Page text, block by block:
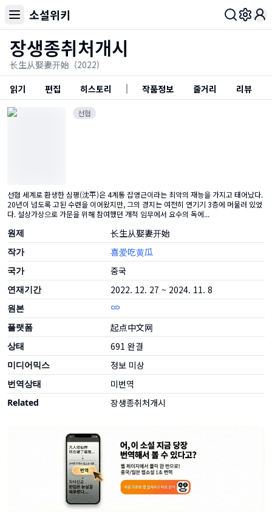
소설위키
장생종취처개시
长生从娶妻开始 (2022)
읽기
편집 히스토리 작품정보 줄거리 리뷰
선협
선협 세계로 환생한 심평(沈平)은 4계통 잡영근이라는 최악의 재능을 가지고 태어났다.
20년이 넘도록 고된 수련을 이어왔지만, 그의 경지는 여전히 연기기 3층에 머물러 있었
다. 설상가상으로 가문을 위해 참여했던 개척 임무에서 요수의 독에...
원제 长生从娶妻开始
작가 喜爱吃黄瓜
국가 중국
연재기간 2022. 12. 27 ~ 2024. 11. 8
원본
플랫폼
起点中文网
상태 691 완결
미디어믹스 정보 미상
번역상태 미번역
Related 장생종취처개시